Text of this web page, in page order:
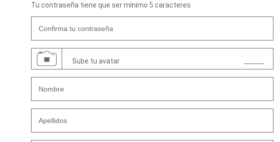
Tu contraseña tiene que ser mínimo 5 caracteres
Sube tu avatar